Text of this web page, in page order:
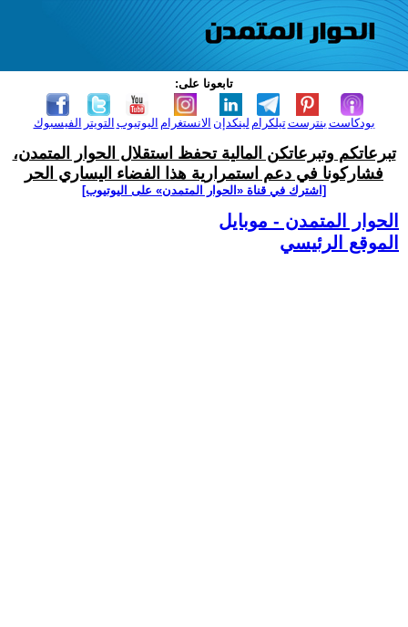
تابعونا على:
الفيسبوك التويتر اليوتيوب الانستغرام لينكدإن تيلكرامبنترست بودكاست
تبرعاتكم وتبرعاتكن المالية تحفظ استقلال الحوار المتمدن،
فشاركونا في دعم استمرارية هذا الفضاء اليساري الحر
[اشترك في قناة ‫«الحوار المتمدن» على اليوتيوب]
الحوار المتمدن - موبايل
الموقع الرئيسي